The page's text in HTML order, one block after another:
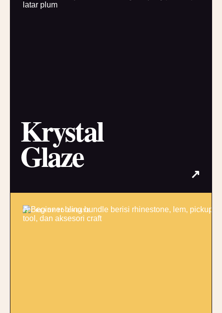
Krystal
Glaze ↗
03 / READY TO CREATE